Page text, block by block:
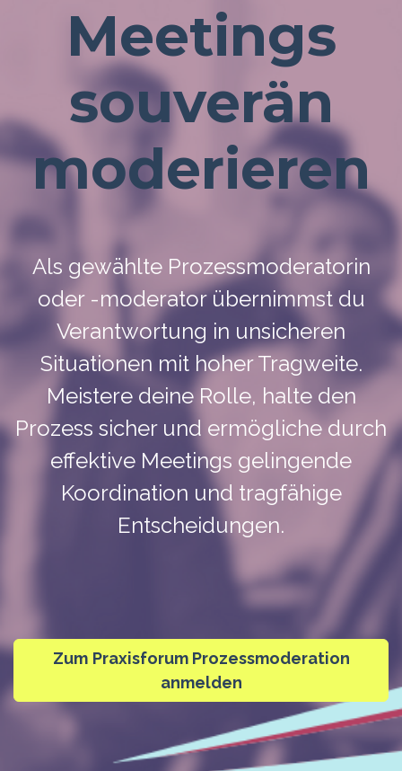
Meetings
souverän
moderieren
Als gewählte Prozessmoderatorin
oder -moderator übernimmst du
Verantwortung in unsicheren
Situationen mit hoher Tragweite.
Meistere deine Rolle, halte den
Prozess sicher und ermögliche durch
effektive Meetings gelingende
Koordination und tragfähige
Entscheidungen.
Zum Praxisforum Prozessmoderation
anmelden